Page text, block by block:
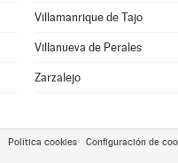
Villamanrique de Tajo
Villanueva de Perales
Zarzalejo
Política cookies Configuración de